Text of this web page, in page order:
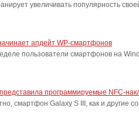
увеличивать популярность
апдейт WP-смартфонов
пользователи смартфонов на
программируемые NFC-
смартфон Galaxy S III, как и